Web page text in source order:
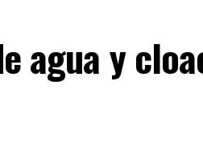
agua y